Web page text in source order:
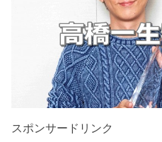
スポンサードリンク